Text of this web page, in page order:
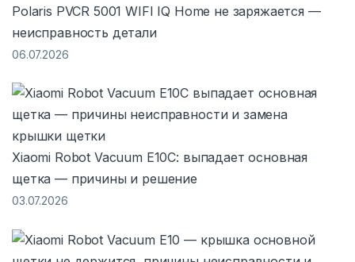
Polaris PVCR 5001 WIFI IQ Home не заряжается —
неисправность детали
06.07.2026
Xiaomi Robot Vacuum E10C: выпадает основная
щетка — причины и решение
03.07.2026